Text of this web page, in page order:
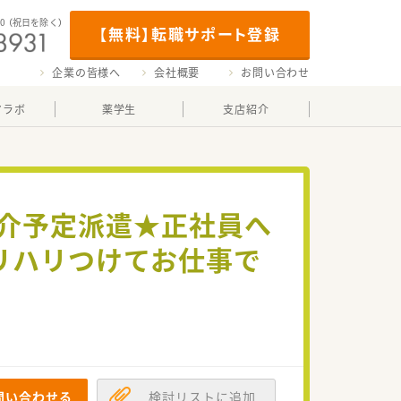
【無料】転職サポート登録
（祝日を除く）
企業の皆様へ 会社概要 お問い合わせ
ボ 薬学生 支店紹介
予定派遣★正社員へ
リつけてお仕事で
合わせる 検討リストに追加